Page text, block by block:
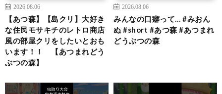
2026.08.06
【あつ森】【島クリ】大好き
な住民モサキチのレトロ商店
風の部屋クリをしたいとおも
います！！ 【あつまれどう
ぶつの森】
2026.08.06
みんなの口癖って… #みおん
ぬ #short #あつ森 #あつまれ
どうぶつの森